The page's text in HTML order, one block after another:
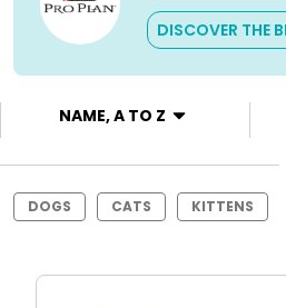
DISCOVER THE
NAME, A TO Z
DOGS CATS KITTENS